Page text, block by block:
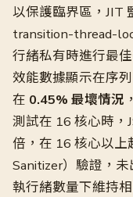
以保護臨界區，JIT
transition-thread-
行緒私有時進行最佳
效能數據顯示在序
在 0.45% 最壞情況
測試在 16 核心時，
倍，在 16 核心以上
Sanitizer）驗證，
執行緒數量下維持